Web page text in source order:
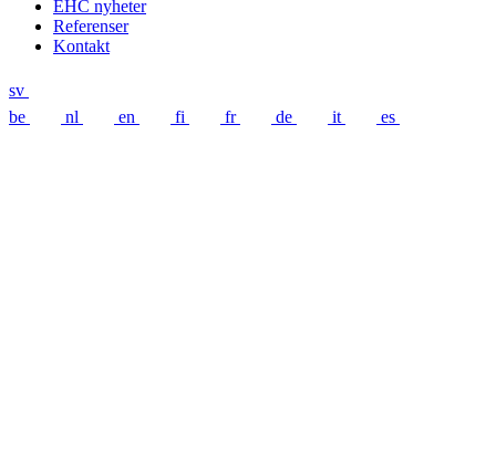
EHC nyheter
Referenser
Kontakt
sv
be
nl en fi fr de it es